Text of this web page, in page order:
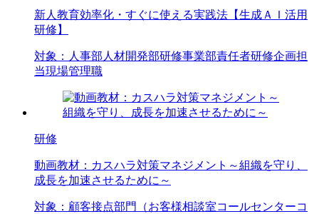
新人教育効率化・すぐに使える実践法【生成ＡＩ活用
研修】
対象： 人事部 人材開発部研修事業部責任者研修企画担
当現場管理職
研修
動画教材：カスハラ対策マネジメント～組織を守り、
成長を加速させるために～
対象： 顧客接点部門（お客様相談室コールセンターコ